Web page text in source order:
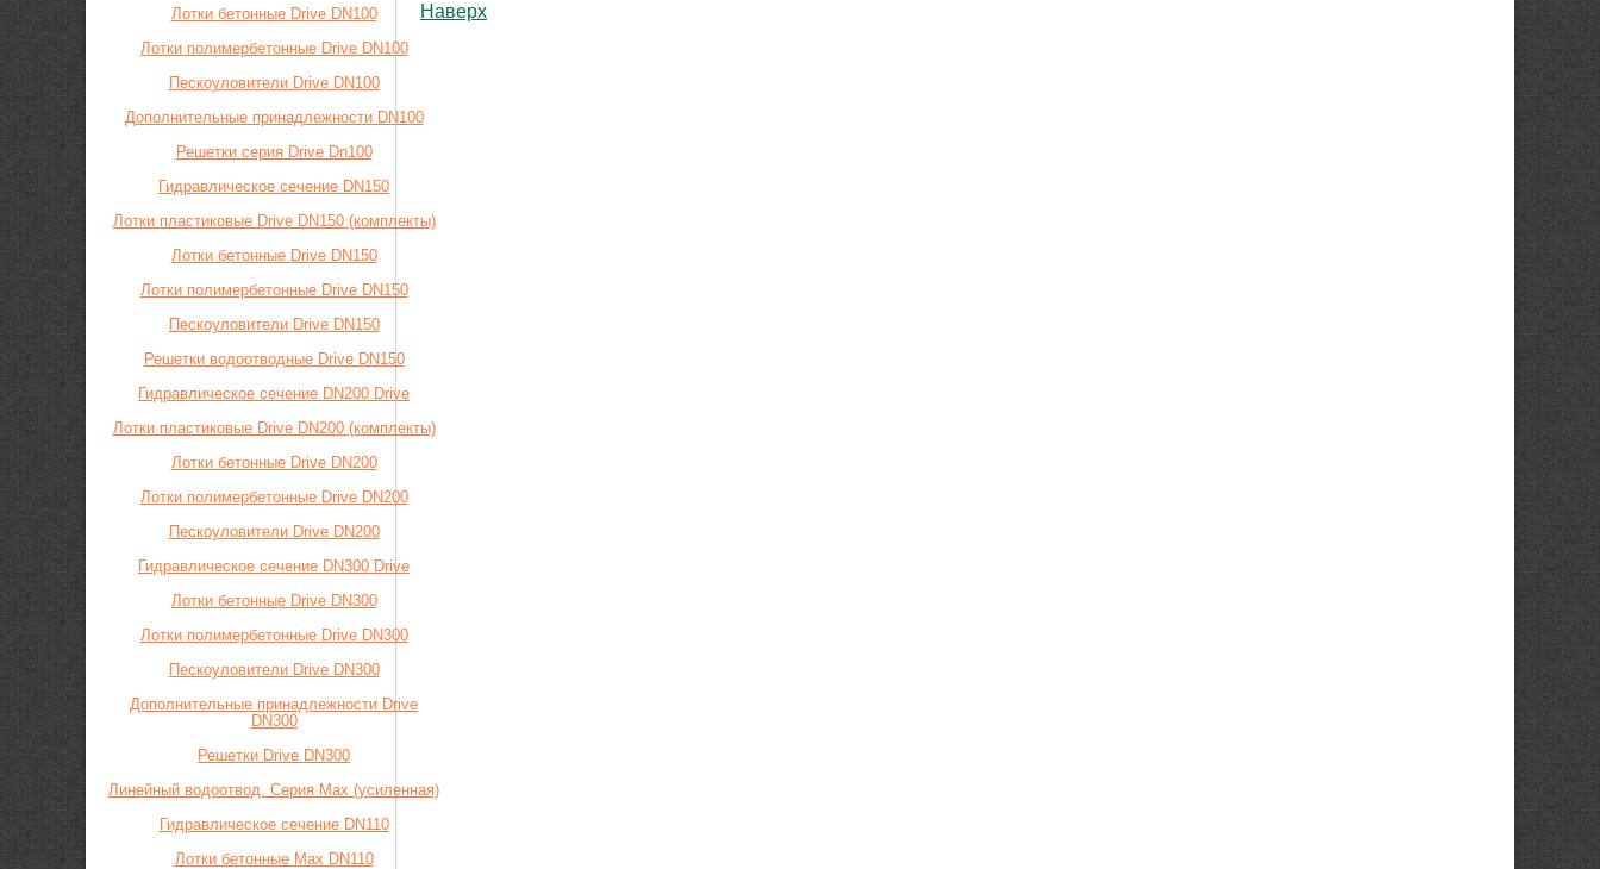
Лотки бетонные Drive DN100
Лотки полимербетонные Drive DN100
Пескоуловители Drive DN100
Дополнительные принадлежности DN100
Решетки серия Drive Dn100
Гидравлическое сечение DN150
Лотки пластиковые Drive DN150 (комплекты)
Лотки бетонные Drive DN150
Лотки полимербетонные Drive DN150
Пескоуловители Drive DN150
Решетки водоотводные Drive DN150
Гидравлическое сечение DN200 Drive
Лотки пластиковые Drive DN200 (комплекты)
Лотки бетонные Drive DN200
Лотки полимербетонные Drive DN200
Пескоуловители Drive DN200
Гидравлическое сечение DN300 Drive
Лотки бетонные Drive DN300
Лотки полимербетонные Drive DN300
Пескоуловители Drive DN300
Дополнительные принадлежности Drive
DN300
Решетки Drive DN300
Линейный водоотвод. Серия Max (усиленная)
Гидравлическое сечение DN110
Лотки бетонные Max DN110
Наверх